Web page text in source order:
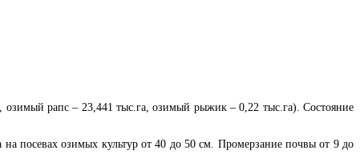
озимый рапс – 23,441 тыс.га, озимый рыжик – 0,22 тыс.га). Состояние
посевах озимых культур от 40 до 50 см. Промерзание почвы от 9 до